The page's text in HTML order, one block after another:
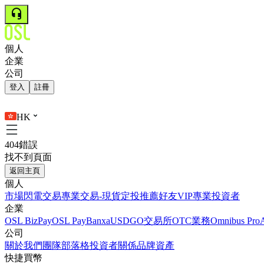
個人
企業
公司
登入 註冊
HK
404錯誤
找不到頁面
返回主頁
個人
市場閃電交易專業交易-現貨定投推薦好友VIP專業投資者
企業
OSL BizPayOSL PayBanxaUSDGO交易所OTC業務Omnibus Pro
公司
關於我們 團隊部落格投資者關係品牌資產
快捷買幣